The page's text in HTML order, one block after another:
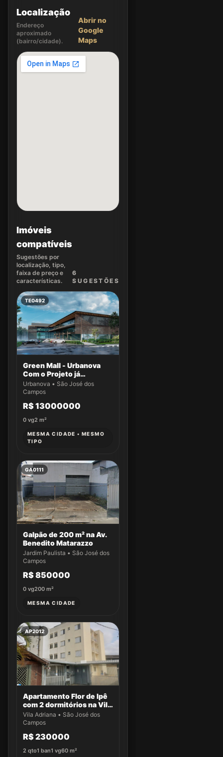
Localização
Endereço
aproximado
(bairro/cidade).
Abrir no
Google
Maps
Imóveis
compatíveis
Sugestões por
localização, tipo,
faixa de preço e
características.
6
SUGEST ÕES
TE0492
Green Mall - Urbanova
Com o Projeto já
aprovado
Urbanova • São José dos
Campos
R$ 13000000
0 vg2 m²
MESMA CIDADE • MESMO
TIPO
GA0111
Galpão de 200 m² na Av.
Benedito Matarazzo
Jardim Paulista • São José dos
Campos
R$ 850000
0 vg200 m²
MESMA CIDADE
AP2012
Apartamento Flor de Ipê
com 2 dormitórios na Vila
Adriana
Vila Adriana • São José dos
Campos
R$ 230000
2 qto1 ban1 vg60 m²